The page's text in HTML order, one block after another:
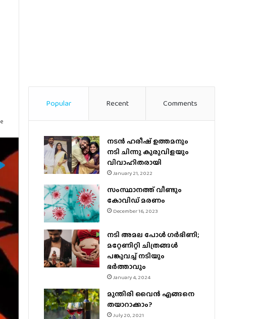
Popular Recent Comments
നടന്‍ ഹരീഷ് ഉത്തമനും
നടി ചിന്നു കുരുവിളയും
വിവാഹിതരായി
January 21, 2022
സംസ്ഥാനത്ത് വീണ്ടും
കോവിഡ് മരണം
December 16, 2023
നടി അമല പോൾ ​ഗർഭിണി;
മറ്റേണിറ്റി ചിത്രങ്ങള്‍
പങ്കുവച്ച് നടിയും
ഭർത്താവും
January 4, 2024
മുന്തിരി വൈന്‍ എങ്ങനെ
തയാറാക്കാം?
July 20, 2021